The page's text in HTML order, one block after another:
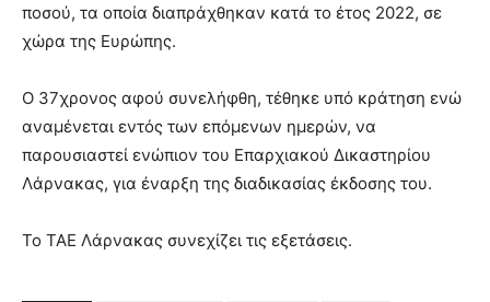
ποσού, τα οποία διαπράχθηκαν κατά το έτος 2022, σε
χώρα της Ευρώπης.
Ο 37χρονος αφού συνελήφθη, τέθηκε υπό κράτηση ενώ
αναμένεται εντός των επόμενων ημερών, να
παρουσιαστεί ενώπιον του Επαρχιακού Δικαστηρίου
Λάρνακας, για έναρξη της διαδικασίας έκδοσης του.
Το ΤΑΕ Λάρνακας συνεχίζει τις εξετάσεις.